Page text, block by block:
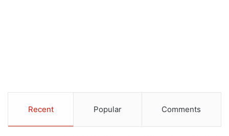
Recent Popular Comments